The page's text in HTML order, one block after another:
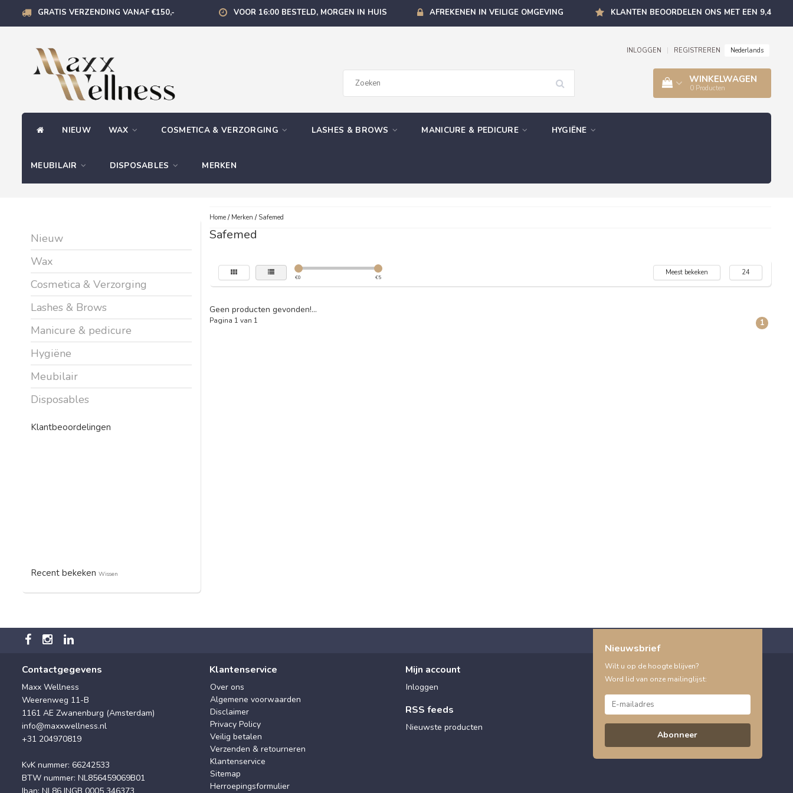
GRATIS VERZENDING VANAF €150,- VOOR 16:00 BESTELD, MORGEN IN HUIS AFREKENEN IN VEILIGE OMGEVING KLANTEN BEOORDELEN ONS MET EEN 9,4
INLOGGEN REGISTREREN Nederlands
WINKELWAGEN
0 Producten
NIEUW WAX COSMETICA & VERZORGING LASHES & BROWS MANICURE & PEDICURE HYGIËNE
MEUBILAIR DISPOSABLES MERKEN
Nieuw
Wax
Cosmetica & Verzorging
Lashes & Brows
Manicure & pedicure
Hygiëne
Meubilair
Disposables
Klantbeoordelingen
Recent bekeken Wissen
Home/ Merken / Safemed
Safemed
€0 €5
Meest bekeken 24
Geen producten gevonden!...
Pagina 1 van 1 1
Contactgegevens
Maxx Wellness
Weerenweg 11-B
1161 AE Zwanenburg (Amsterdam)
info@maxxwellness.nl
+31 204970819
KvK nummer: 66242533
BTW nummer: NL856459069B01
Iban: NL86 INGB 0005 346373
Klantenservice
Over ons
Algemene voorwaarden
Disclaimer
Privacy Policy
Veilig betalen
Verzenden & retourneren
Klantenservice
Sitemap
Herroepingsformulier
Mijn account
Inloggen
RSS feeds
Nieuwste producten
Nieuwsbrief
Wilt u op de hoogte blijven?
Word lid van onze mailinglijst:
Abonneer